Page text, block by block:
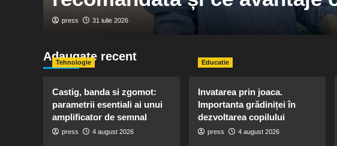
press 31 iulie 2026
Adaugate recent
Tehnologie
Castig, banda si zgomot:
parametrii esentiali ai unui
amplificator de semnal
press 4 august 2026
Educatie
Invatarea prin joaca.
Importanta grădiniței în
dezvoltarea copilului
press 4 august 2026